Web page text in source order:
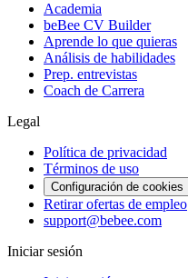
Academia
beBee CV Builder
Aprende lo que quieras
Análisis de habilidades
Prep. entrevistas
Coach de Carrera
Legal
Política de privacidad
Términos de uso
Configuración de cookies
Retirar ofertas de empleo
support@bebee.com
Iniciar sesión